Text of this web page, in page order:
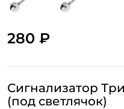
280 ₽
Сигнализатор
(под светлячок)